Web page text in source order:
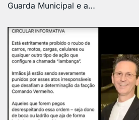
Guarda Municipal e a…